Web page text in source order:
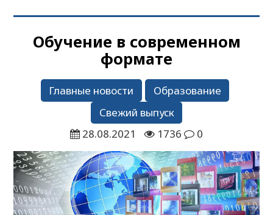
Обучение в современном
формате
Главные новости
Образование
Свежий выпуск
28.08.2021
1736 0